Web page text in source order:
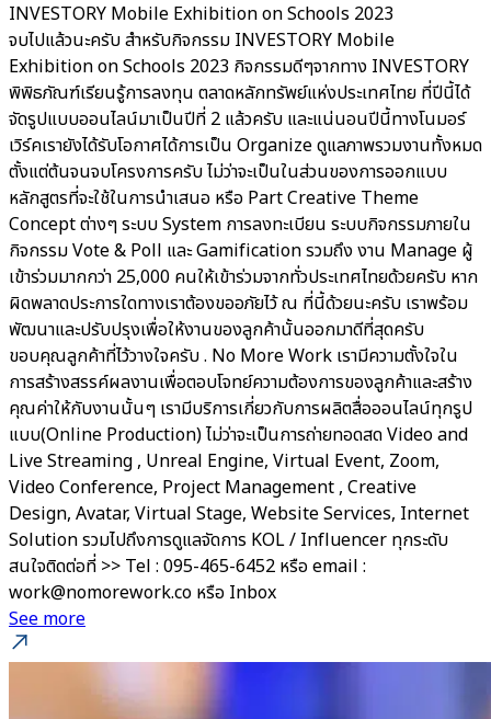
INVESTORY Mobile Exhibition on Schools 2023
จบไปแล้วนะครับ สำหรับกิจกรรม INVESTORY Mobile
Exhibition on Schools 2023 กิจกรรมดีๆจากทาง INVESTORY
พิพิธภัณฑ์เรียนรู้การลงทุน ตลาดหลักทรัพย์แห่งประเทศไทย ที่ปีนี้ได้
จัดรูปแบบออนไลน์มาเป็นปีที่ 2 แล้วครับ และแน่นอนปีนี้ทางโนมอร์
เวิร์คเรายังได้รับโอกาศได้การเป็น Organize ดูแลภาพรวมงานทั้งหมด
ตั้งแต่ต้นจนจบโครงการครับ ไม่ว่าจะเป็นในส่วนของการออกแบบ
หลักสูตรที่จะใช้ในการนำเสนอ หรือ Part Creative Theme
Concept ต่างๆ ระบบ System การลงทะเบียน ระบบกิจกรรมภายใน
กิจกรรม Vote & Poll และ Gamification รวมถึง งาน Manage ผู้
เข้าร่วมมากกว่า 25,000 คนให้เข้าร่วมจากทั่วประเทศไทยด้วยครับ หาก
ผิดพลาดประการใดทางเราต้องขออภัยไว้ ณ ที่นี้ด้วยนะครับ เราพร้อม
พัฒนาและปรับปรุงเพื่อให้งานของลูกค้านั้นออกมาดีที่สุดครับ
ขอบคุณลูกค้าที่ไว้วางใจครับ . No More Work เรามีความตั้งใจใน
การสร้างสรรค์ผลงานเพื่อตอบโจทย์ความต้องการของลูกค้าและสร้าง
คุณค่าให้กับงานนั้นๆ เรามีบริการเกี่ยวกับการผลิตสื่อออนไลน์ทุกรูป
แบบ(Online Production) ไม่ว่าจะเป็นการถ่ายทอดสด Video and
Live Streaming , Unreal Engine, Virtual Event, Zoom,
Video Conference, Project Management , Creative
Design, Avatar, Virtual Stage, Website Services, Internet
Solution รวมไปถึงการดูแลจัดการ KOL / Influencer ทุกระดับ
สนใจติดต่อที่ >> Tel : 095-465-6452 หรือ email :
work@nomorework.co หรือ Inbox
See more